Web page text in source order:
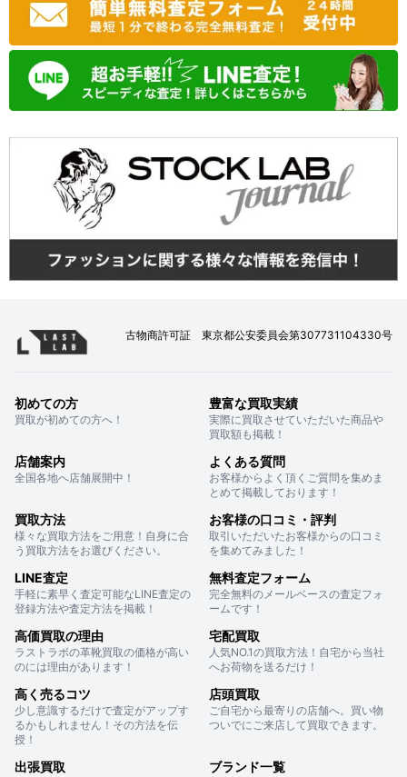
古物商許可証 東京都公安委員会第307731104330号
初めての方
買取が初めての方へ！
豊富な買取実績
実際に買取させていただいた商品や
買取額も掲載！
店舗案内
全国各地へ店舗展開中！
よくある質問
お客様からよく頂くご質問を集めま
とめて掲載しております！
買取方法
様々な買取方法をご用意！自身に合
う買取方法をお選びください。
お客様の口コミ・評判
取引いただいたお客様からの口コミ
を集めてみました！
LINE査定
手軽に素早く査定可能なLINE査定の
登録方法や査定方法を掲載！
無料査定フォーム
完全無料のメールベースの査定フォ
ームです！
高価買取の理由
ラストラボの革靴買取の価格が高い
のには理由があります！
宅配買取
人気NO.1の買取方法！自宅から当社
へお荷物を送るだけ！
高く売るコツ
少し意識するだけで査定がアップす
るかもしれません！その方法を伝
授！
店頭買取
ご自宅から最寄りの店舗へ。買い物
ついでにご来店して買取できます。
出張買取 ブランド一覧